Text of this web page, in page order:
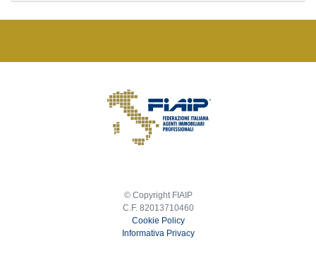
© Copyright FIAIP
C.F. 82013710460
Cookie Policy
Informativa Privacy